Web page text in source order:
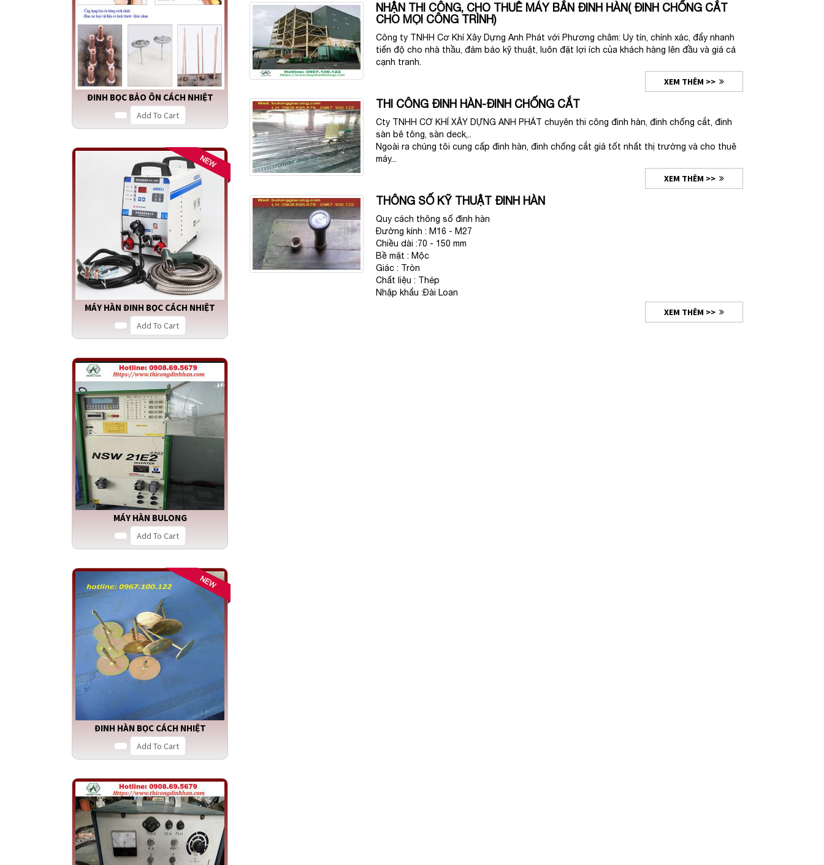
ĐINH BỌC BẢO ÔN CÁCH NHIỆT
Add To Cart
MÁY HÀN ĐINH BỌC CÁCH NHIỆT
Add To Cart
MÁY HÀN BULONG
Add To Cart
ĐINH HÀN BỌC CÁCH NHIỆT
Add To Cart
NHẬN THI CÔNG, CHO THUÊ MÁY BẮN ĐINH HÀN( ĐINH CHỐNG CẮT
CHO MỌI CÔNG TRÌNH)
Công ty TNHH Cơ Khí Xây Dựng Anh Phát với Phương châm: Uy tín, chính xác, đẩy nhanh
tiến độ cho nhà thầu, đảm bảo kỹ thuật, luôn đặt lợi ích của khách hàng lên đầu và giá cả
cạnh tranh.
XEM THÊM >>
THI CÔNG ĐINH HÀN-ĐINH CHỐNG CẮT
Cty TNHH CƠ KHÍ XÂY DỰNG ANH PHÁT chuyên thi công đinh hàn, đinh chống cắt, đinh
sàn bê tông, sàn deck,..
Ngoài ra chúng tôi cung cấp đinh hàn, đinh chống cắt giá tốt nhất thị trường và cho thuê
máy...
XEM THÊM >>
THÔNG SỐ KỸ THUẬT ĐINH HÀN
Quy cách thông số đinh hàn
Đường kính : M16 - M27
Chiều dài :70 - 150 mm
Bề mặt : Mộc
Giác : Tròn
Chất liệu : Thép
Nhập khẩu :Đài Loan
XEM THÊM >>